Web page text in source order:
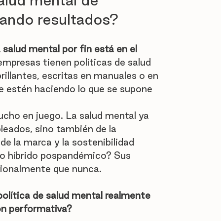
resultados?
salud mental por fin está en el
tienen políticas de salud
escritas en manuales o en
estén haciendo lo que se supone
en juego. La salud mental ya
sino también de la
la marca y la sostenibilidad
híbrido pospandémico? Sus
que nunca.
de salud mental realmente
performativa?